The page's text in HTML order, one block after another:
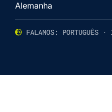
Alemanha
FALAMOS: PORTUGUÊS